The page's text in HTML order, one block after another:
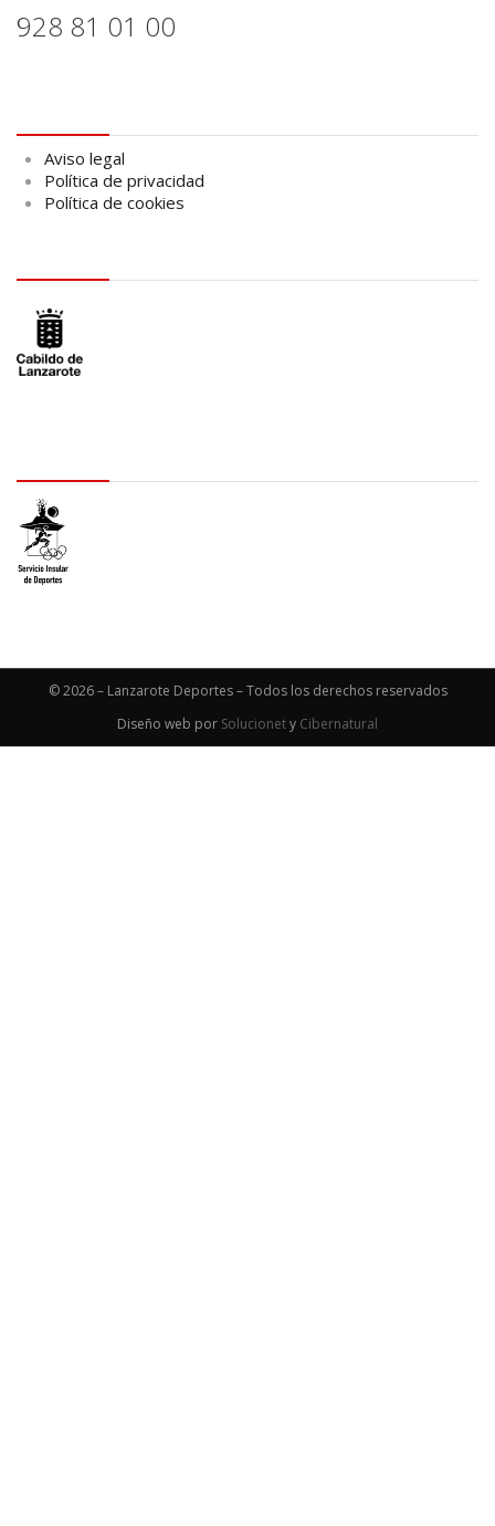
928 81 01 00
Aviso legal
Política de privacidad
Política de cookies
© 2026 – Lanzarote Deportes – Todos los derechos reservados
Diseño web por Solucionety Cibernatural